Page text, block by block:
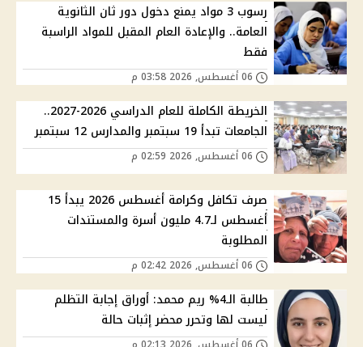
رسوب 3 مواد يمنع دخول دور ثان الثانوية
العامة.. والإعادة العام المقبل للمواد الراسبة
فقط
الخريطة الكاملة للعام الدراسي 2026-2027..
الجامعات تبدأ 19 سبتمبر والمدارس 12 سبتمبر
صرف تكافل وكرامة أغسطس 2026 يبدأ 15
أغسطس لـ4.7 مليون أسرة والمستندات
المطلوبة
طالبة الـ4% ريم محمد: أوراق إجابة التظلم
ليست لها وتحرر محضر إثبات حالة